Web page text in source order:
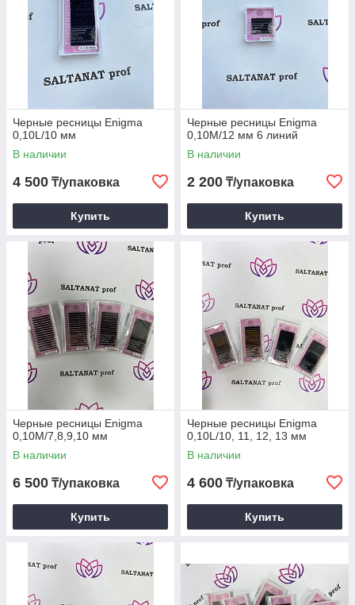
Черные ресницы Enigma
0,10L/10 мм
В наличии
4 500 ₸/упаковка
Купить
Черные ресницы Enigma
0,10М/12 мм 6 линий
В наличии
2 200 ₸/упаковка
Купить
Черные ресницы Enigma
0,10М/7,8,9,10 мм
В наличии
6 500 ₸/упаковка
Купить
Черные ресницы Enigma
0,10L/10, 11, 12, 13 мм
В наличии
4 600 ₸/упаковка
Купить